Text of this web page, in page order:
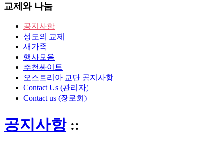
교제와 나눔
공지사항
성도의 교제
새가족
행사모음
추천싸이트
오스트리아 교단 공지사항
Contact Us (관리자)
Contact us (장로회)
공지사항 ::